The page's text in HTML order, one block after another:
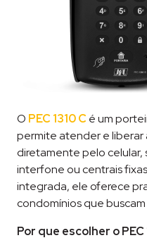
O PEC 1310 C é um
permite atender e
diretamente pelo celular,
interfone ou centrais
integrada, ele oferece
condomínios que
Por que escolher o PEC